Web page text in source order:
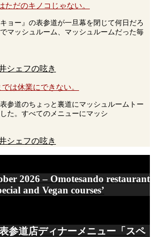
ただのキノコじゃない。
ョー』の表参道が一旦幕を閉じて何日だろ
マッシュルーム、マッシュルームだった毎
シェフの呟き
は休業にできない。
参道のちょっと裏道にマッシュルームトー
た。すべてのメニューにマッシ
シェフの呟き
2026 – Omotesando restaurant
and Vegan courses’
参道店ディナーメニュー「スペ